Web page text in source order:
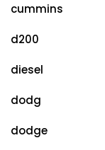
cummins
d200
diesel
dodg
dodge